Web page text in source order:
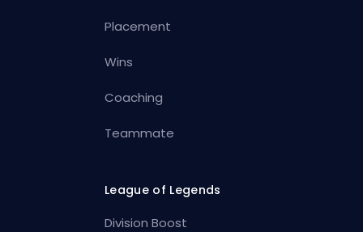
Placement
Wins
Coaching
Teammate
League of Legends
Division Boost